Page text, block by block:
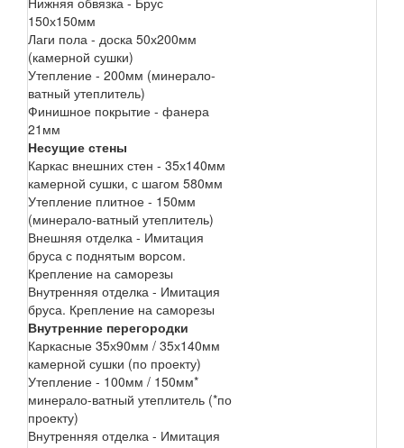
150х150мм
Лаги пола - доска 50х200мм
(камерной сушки)
Утепление - 200мм (минерало-
ватный утеплитель)
Финишное покрытие - фанера
21мм
Несущие стены
Каркас внешних стен - 35х140мм
камерной сушки, с шагом 580мм
Утепление плитное - 150мм
(минерало-ватный утеплитель)
Внешняя отделка - Имитация
бруса с поднятым ворсом.
Крепление на саморезы
Внутренняя отделка - Имитация
бруса. Крепление на саморезы
Внутренние перегородки
Каркасные 35х90мм / 35х140мм
камерной сушки (по проекту)
Утепление - 100мм / 150мм*
минерало-ватный утеплитель (*по
проекту)
Внутренняя отделка - Имитация